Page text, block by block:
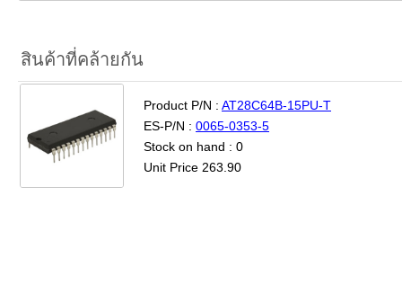
สินค้าที่คล้ายกัน
Product P/N : AT28C64B-15PU-T
ES-P/N : 0065-0353-5
Stock on hand : 0
Unit Price 263.90